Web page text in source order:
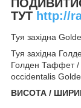
ТУТ http://
Туя західна
Туя західна
Голден Таффет
occidentalis
ВИСОТА /